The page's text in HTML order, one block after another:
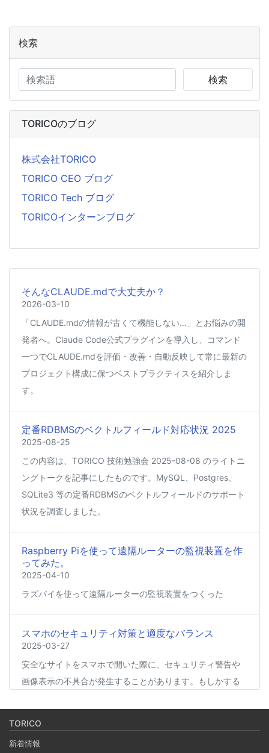
検索
検索
TORICOのブログ
株式会社TORICO
TORICO CEO ブログ
TORICO Tech ブログ
TORICOインターンブログ
そんなCLAUDE.mdで大丈夫か？
2026-03-10
「CLAUDE.mdの情報が古くて機能しない…」とお悩みの開
発者へ。Claude Code公式プラグインを導入し、コマンド
一つでCLAUDE.mdを評価・改善・自動反映して常に最新の
プロジェクト構成に保つベストプラクティスを紹介しま
す。
定番RDBMSのベクトルフィールド対応状況 2025
2025-08-25
この内容は、TORICO 技術勉強会 2025-08-08 のライトニ
ングトークを記事にしたものです。MySQL、Postgres、
SQLite3 等の定番RDBMSのベクトルフィールドのサポート
状況を調査しました。
Raspberry Piを使って遠隔ルーターの監視装置を作
ってみた。
2025-04-10
ラズパイを使って遠隔ルーターの監視装置をつくった
スマホのセキュリティ対策と適度なバランス
2025-03-27
安全なサイトをスマホで開いた際に、セキュリティ警告や
画像表示の不具合が発生することがあります。もしかする
ィ対策とその影響について簡単にご紹介します。
TORICO
新着情報